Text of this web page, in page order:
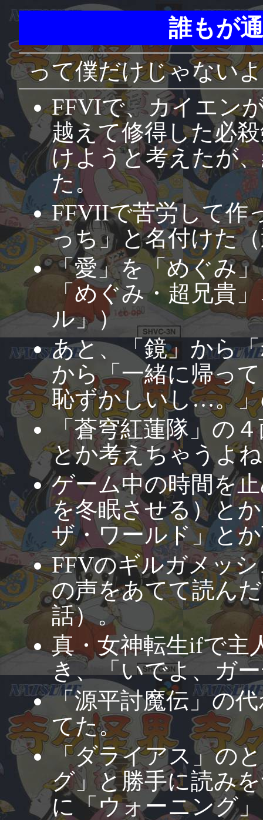
誰もが
って僕だけじゃない
FFVIで、カイエン
越えて修得した必
けようと考えたが
た。
FFVIIで苦労して作
っち」と名付けた
「愛」を「めぐみ
「めぐみ・超兄貴
ル」）
あと、「鏡」から
から「一緒に帰っ
恥ずかしいし…。
「蒼穹紅蓮隊」の
とか考えちゃうよ
ゲーム中の時間を
を冬眠させる）と
ザ・ワールド」と
FFVのギルガメッ
の声をあてて読ん
話）。
真・女神転生ifで主
き、「いでよ、ガ
「源平討魔伝」の
てた。
「ダライアス」の
グ」と勝手に読み
に「ウォーニング